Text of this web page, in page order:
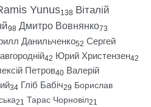
Yunus138 Віталій
98 Дмитро Вовнянко73
Данильченко52 Сергей
42 Юрий Христензен42
Петров40 Валерій
34 Гліб Бабіч29 Борислав
21 Тарас Чорновіл21